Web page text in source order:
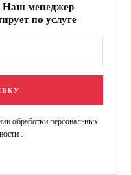
Наш менеджер
по услуге
обработки персональных